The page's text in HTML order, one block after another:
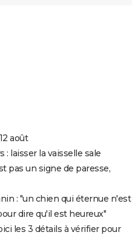
août
: laisser la vaisselle sale
pas un signe de paresse,
: "un chien qui éternue n'est
dire qu'il est heureux"
les 3 détails à vérifier pour